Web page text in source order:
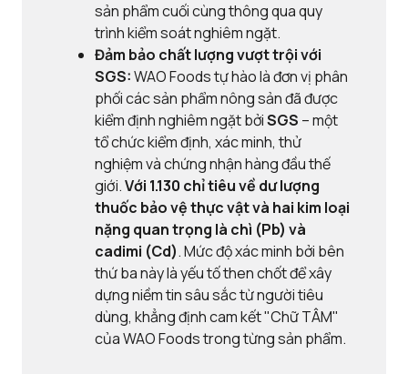
sản phẩm cuối cùng thông qua quy
trình kiểm soát nghiêm ngặt.
Đảm bảo chất lượng vượt trội với
SGS:WAO Foods tự hào là đơn vị phân
phối các sản phẩm nông sản đã được
kiểm định nghiêm ngặt bởiSGS – một
tổ chức kiểm định, xác minh, thử
nghiệm và chứng nhận hàng đầu thế
giới.Với 1.130 chỉ tiêu về dư lượng
thuốc bảo vệ thực vật và hai kim loại
nặng quan trọng là chì (Pb) và
cadimi (Cd). Mức độ xác minh bởi bên
thứ ba này là yếu tố then chốt để xây
dựng niềm tin sâu sắc từ người tiêu
dùng, khẳng định cam kết "Chữ TÂM"
của WAO Foods trong từng sản phẩm.